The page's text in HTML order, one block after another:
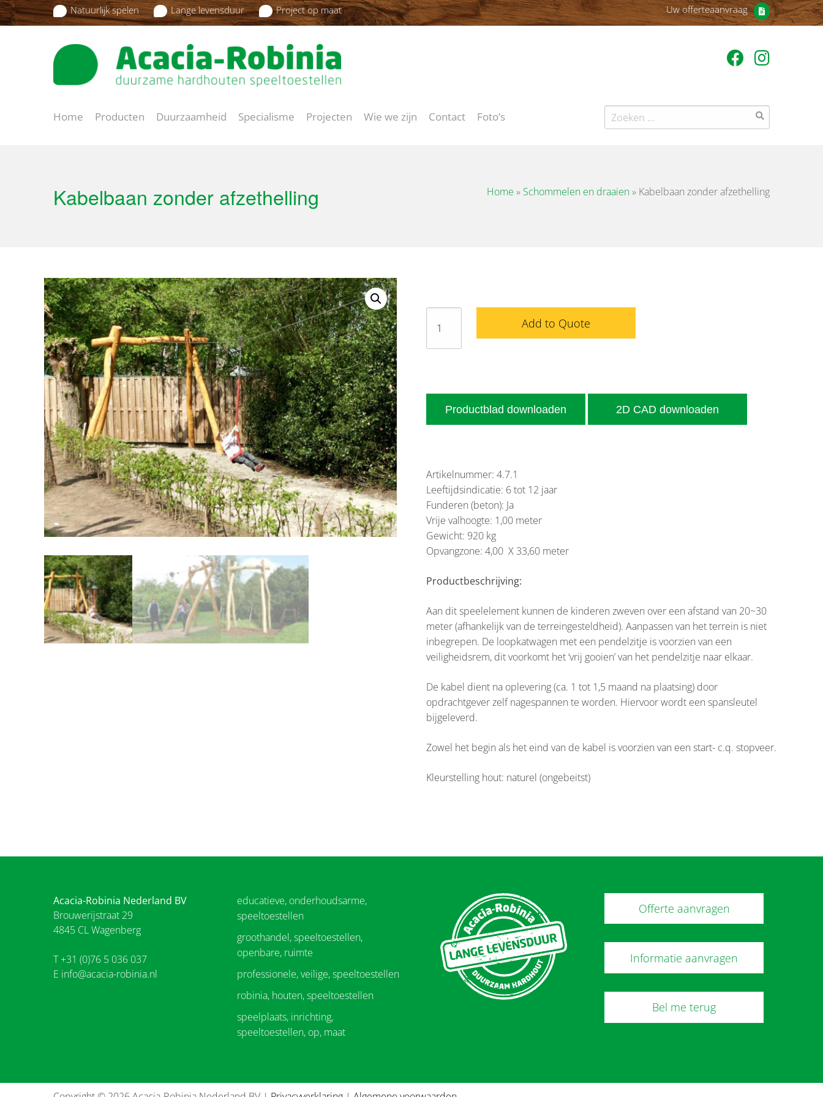
Natuurlijk spelen Lange levensduur Project op maat Uw offerteaanvraag
Home Producten Duurzaamheid Specialisme Projecten Wie we zijn Contact Foto’s
Zoeken
naar:
Kabelbaan zonder afzethelling Home » Schommelen en draaien» Kabelbaan zonder afzethelling
zonder
afzethelling
Add to Quote
Productblad downloaden 2D CAD downloaden
Artikelnummer: 4.7.1
Leeftijdsindicatie: 6 tot 12 jaar
Funderen (beton): Ja
Vrije valhoogte: 1,00 meter
Gewicht: 920 kg
Opvangzone: 4,00 X 33,60 meter
Productbeschrijving:
Aan dit speelelement kunnen de kinderen zweven over een afstand van 20~30
meter (afhankelijk van de terreingesteldheid). Aanpassen van het terrein is niet
inbegrepen. De loopkatwagen met een pendelzitje is voorzien van een
veiligheidsrem, dit voorkomt het ‘vrij gooien’ van het pendelzitje naar elkaar.
De kabel dient na oplevering (ca. 1 tot 1,5 maand na plaatsing) door
opdrachtgever zelf nagespannen te worden. Hiervoor wordt een spansleutel
bijgeleverd.
Zowel het begin als het eind van de kabel is voorzien van een start- c.q. stopveer.
Kleurstelling hout: naturel (ongebeitst)
Acacia-Robinia Nederland BV
Brouwerijstraat 29
4845 CL Wagenberg
T +31 (0)76 5 036 037
E info@acacia-robinia.nl
educatieve, onderhoudsarme,
speeltoestellen
groothandel, speeltoestellen,
openbare, ruimte
professionele, veilige, speeltoestellen
robinia, houten, speeltoestellen
speelplaats, inrichting,
speeltoestellen, op, maat
Offerte aanvragen
Informatie aanvragen
Bel me terug